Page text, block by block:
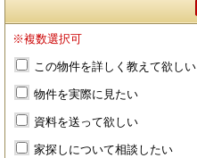
※複数選択可
この物件を詳しく教えて欲しい
物件を実際に見たい
資料を送って欲しい
家探しについて相談したい